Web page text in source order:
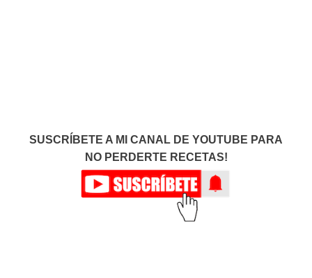
SUSCRÍBETE A MI CANAL DE YOUTUBE PARA
NO PERDERTE RECETAS!